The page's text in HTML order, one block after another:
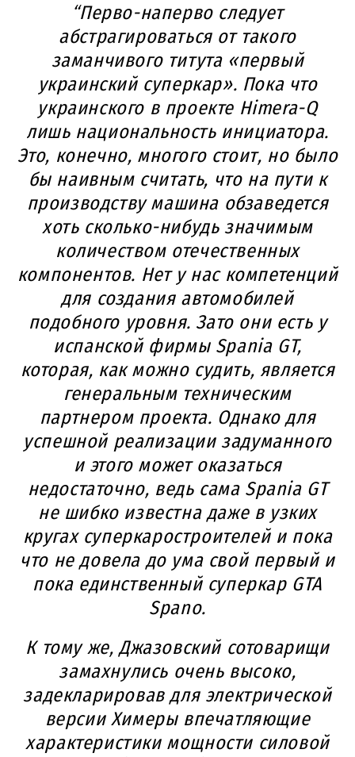
“Перво-наперво следует
абстрагироваться от такого
заманчивого титута «первый
украинский суперкар». Пока что
украинского в проекте Himera-Q
лишь национальность инициатора.
Это, конечно, многого стоит, но было
бы наивным считать, что на пути к
производству машина обзаведется
хоть сколько-нибудь значимым
количеством отечественных
компонентов. Нет у нас компетенций
для создания автомобилей
подобного уровня. Зато они есть у
испанской фирмы Spania GT,
которая, как можно судить, является
генеральным техническим
партнером проекта. Однако для
успешной реализации задуманного
и этого может оказаться
недостаточно, ведь сама Spania GT
не шибко известна даже в узких
кругах суперкаростроителей и пока
что не довела до ума свой первый и
пока единственный суперкар GTA
Spano.
К тому же, Джазовский сотоварищи
замахнулись очень высоко,
задекларировав для электрической
версии Химеры впечатляющие
характеристики мощности силовой